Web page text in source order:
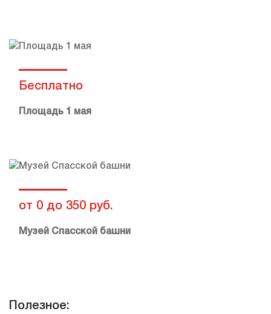
Бесплатно
Площадь 1 мая
от 0 до 350 руб.
Музей Спасской башни
Полезное: